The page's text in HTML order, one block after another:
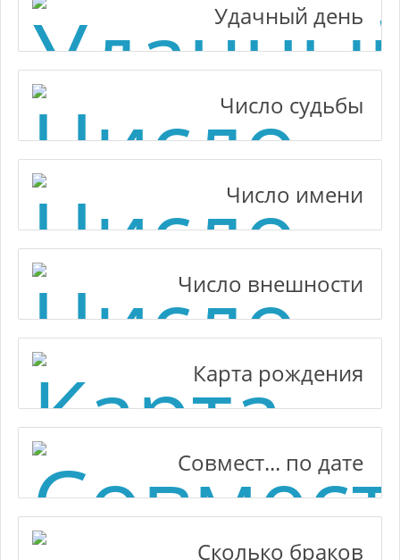
Удачный день
Число судьбы
Число имени
Число внешности
Карта рождения
Совмест... по дате
Сколько браков